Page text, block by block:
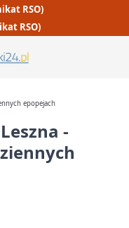
RSO)
RSO)
epopejach
-